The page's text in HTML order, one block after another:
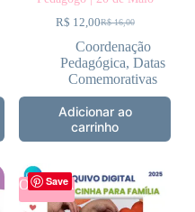
R$16,00
R$ 12,00
Coordenação
Pedagógica,Datas
Comemorativas
Adicionar ao
carrinho
Save
OFERTA